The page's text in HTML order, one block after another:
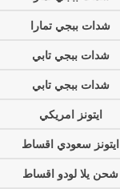
شدات ببجي تمارا
شدات ببجي تابي
شدات ببجي تابي
ايتونز امريكي
ايتونز سعودي اقساط
شحن يلا لودو اقساط